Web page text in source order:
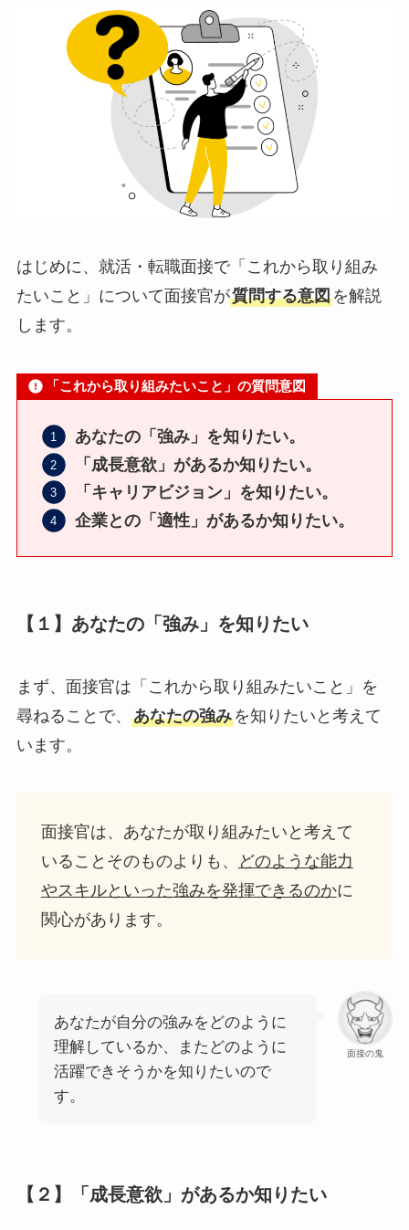
はじめに、就活・転職面接で「これから取り組み
たいこと」について面接官が質問する意図を解説
します。
「これから取り組みたいこと」の質問意図
あなたの「強み」を知りたい。
「成長意欲」があるか知りたい。
「キャリアビジョン」を知りたい。
企業との「適性」があるか知りたい。
【１】あなたの「強み」を知りたい
まず、面接官は「これから取り組みたいこと」を
尋ねることで、 あなたの強みを知りたいと考えて
います。
面接官は、あなたが取り組みたいと考えて
いることそのものよりも、
どのような能力
やスキルといった強みを発揮できるのかに
関心があります。
面接の鬼
あなたが自分の強みをどのように
理解しているか、またどのように
活躍できそうかを知りたいので
す。
【２】「成長意欲」があるか知りたい